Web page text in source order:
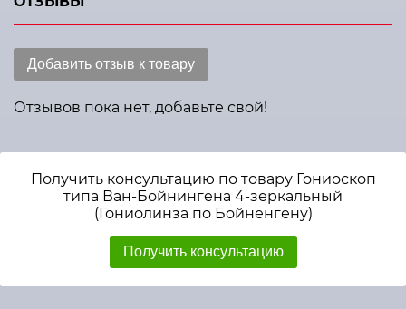
Добавить отзыв к товару
Отзывов пока нет, добавьте свой!
Получить консультацию по товару Гониоскоп
типа Ван-Бойнингена 4-зеркальный
(Гониолинза по Бойненгену)
Получить консультацию